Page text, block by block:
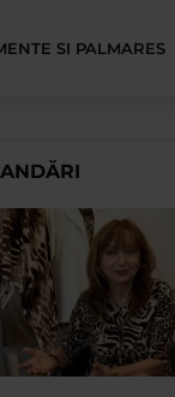
SI PALMARES